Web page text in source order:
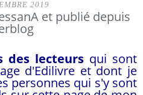
2019
et publié depuis
des lecteurs qui sont
d'Edilivre et dont je
personnes qui s'y sont